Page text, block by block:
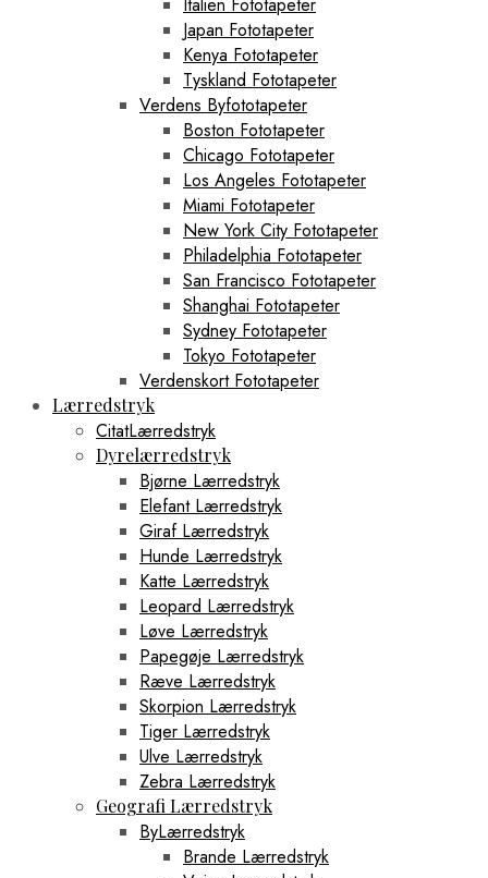
Japan Fototapeter
Kenya Fototapeter
Tyskland Fototapeter
Verdens Byfototapeter
Boston Fototapeter
Chicago Fototapeter
Los Angeles Fototapeter
Miami Fototapeter
New York City Fototapeter
Philadelphia Fototapeter
San Francisco Fototapeter
Shanghai Fototapeter
Sydney Fototapeter
Tokyo Fototapeter
Verdenskort Fototapeter
Lærredstryk
CitatLærredstryk
Dyrelærredstryk
Bjørne Lærredstryk
Elefant Lærredstryk
Giraf Lærredstryk
Hunde Lærredstryk
Katte Lærredstryk
Leopard Lærredstryk
Løve Lærredstryk
Papegøje Lærredstryk
Ræve Lærredstryk
Skorpion Lærredstryk
Tiger Lærredstryk
Ulve Lærredstryk
Zebra Lærredstryk
Geografi Lærredstryk
ByLærredstryk
Brande Lærredstryk